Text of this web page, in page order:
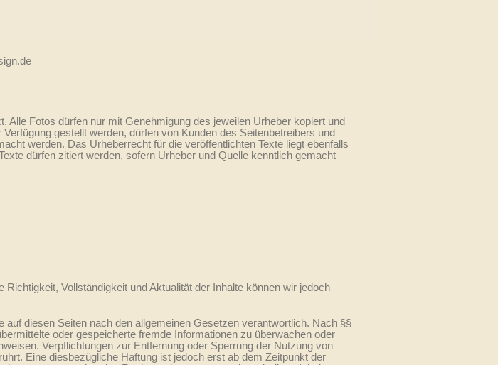
Fotos dürfen nur mit Genehmigung des jeweilen Urheber kopiert und
gestellt werden, dürfen von Kunden des Seitenbetreibers und
werden. Das Urheberrecht für die veröffentlichten Texte liegt ebenfalls
dürfen zitiert werden, sofern Urheber und Quelle kenntlich gemacht
Vollständigkeit und Aktualität der Inhalte können wir jedoch
diesen Seiten nach den allgemeinen Gesetzen verantwortlich. Nach §§
oder gespeicherte fremde Informationen zu überwachen oder
Verpflichtungen zur Entfernung oder Sperrung der Nutzung von
Eine diesbezügliche Haftung ist jedoch erst ab dem Zeitpunkt der